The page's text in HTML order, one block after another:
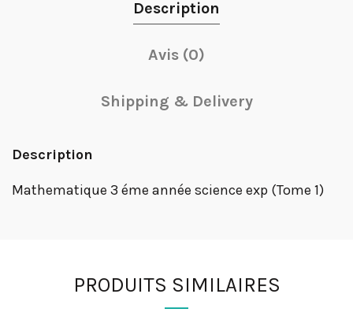
Description
Avis (0)
Shipping & Delivery
Description
Mathematique 3 éme année science exp (Tome 1)
PRODUITS SIMILAIRES